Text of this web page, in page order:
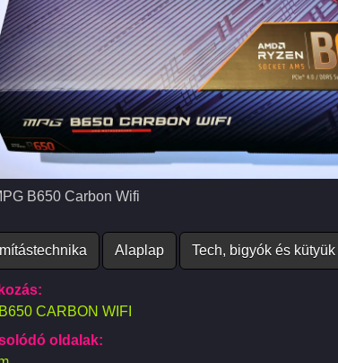
B650 Carbon Wifi
B650 Carbon Wifi
Alaplap Tech, bigyók és kütyük
CARBON WIFI
oldalak: